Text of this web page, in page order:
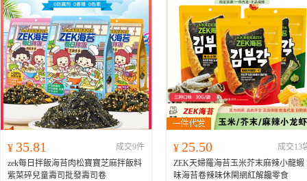
¥ 35.81
成交9件
zek每日拌飯海苔肉松寶寶芝麻拌飯料
紫菜碎兒童壽司批發壽司卷
¥ 25.50
成交13
ZEK天婦羅海苔玉米芥末麻辣小龍蝦
味海苔卷辣味休閑網紅解饞零食